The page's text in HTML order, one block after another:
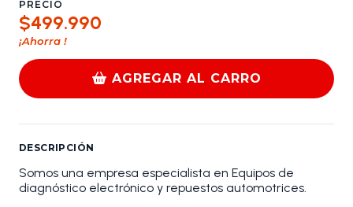
PRECIO
$499.990
¡Ahorra !
AGREGAR AL CARRO
DESCRIPCIÓN
Somos una empresa especialista en Equipos de
diagnóstico electrónico y repuestos automotrices.